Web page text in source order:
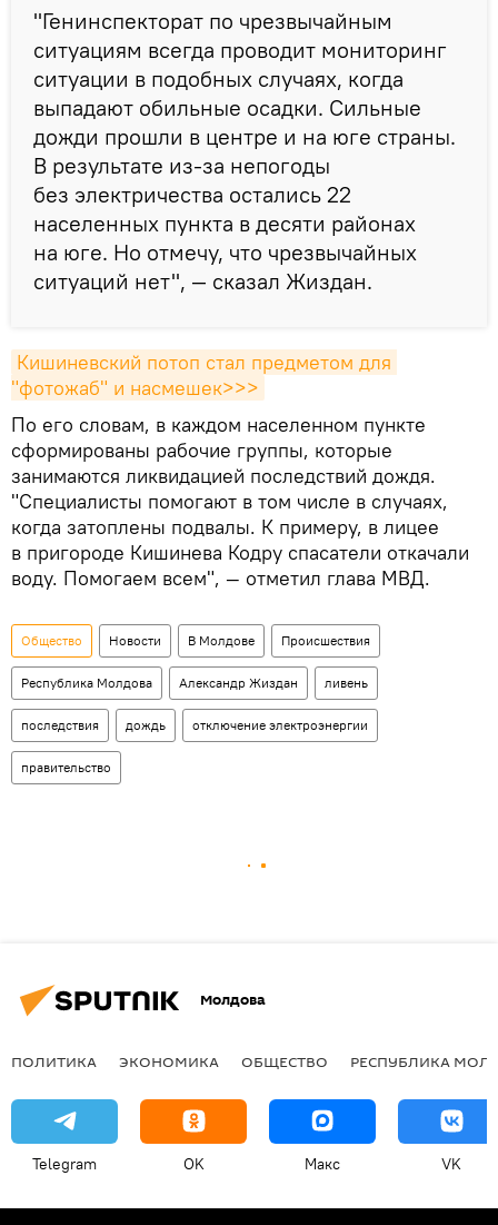
"Генинспекторат по чрезвычайным
ситуациям всегда проводит мониторинг
ситуации в подобных случаях, когда
выпадают обильные осадки. Сильные
дожди прошли в центре и на юге страны.
В результате из-за непогоды
без электричества остались 22
населенных пункта в десяти районах
на юге. Но отмечу, что чрезвычайных
ситуаций нет", — сказал Жиздан.
Кишиневский потоп стал предметом для
"фотожаб" и насмешек>>>
По его словам, в каждом населенном пункте
сформированы рабочие группы, которые
занимаются ликвидацией последствий дождя.
"Специалисты помогают в том числе в случаях,
когда затоплены подвалы. К примеру, в лицее
в пригороде Кишинева Кодру спасатели откачали
воду. Помогаем всем", — отметил глава МВД.
Общество Новости В Молдове Происшествия
Республика Молдова Александр Жиздан ливень
последствия дождь отключение электроэнергии
правительство
Молдова
ПОЛИТИКА ЭКОНОМИКА ОБЩЕСТВО РЕСПУБЛИКА
Telegram OK Макс VK